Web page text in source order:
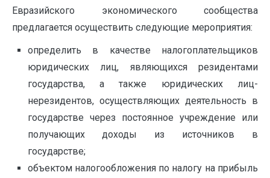
Евразийского экономического сообщества
предлагается осуществить следующие мероприятия:
определить в качестве налогоплательщиков
юридических лиц, являющихся резидентами
государства, а также юридических лиц-
нерезидентов, осуществляющих деятельность в
государстве через постоянное учреждение или
получающих доходы из источников в
государстве;
объектом налогообложения по налогу на прибыль